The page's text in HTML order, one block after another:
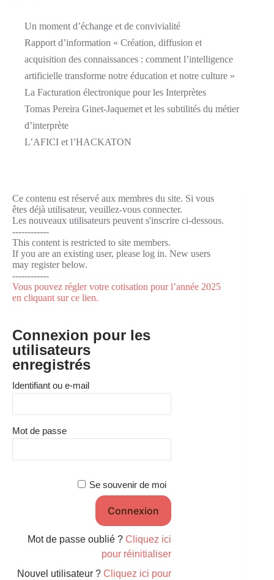
Ce contenu est réservé aux membres du site. Si vous
êtes déjà utilisateur, veuillez-vous connecter.
Les nouveaux utilisateurs peuvent s'inscrire ci-dessous.
------------
This content is restricted to site members.
If you are an existing user, please log in. New users
may register below.
------------
Vous pouvez régler votre cotisation pour l’année 2025
en cliquant sur ce lien.
Connexion pour les
utilisateurs
enregistrés
Identifiant ou e-mail
Mot de passe
Se souvenir de moi
Mot de passe oublié ?Cliquez ici
pour réinitialiser
Nouvel utilisateur ?Cliquez ici pour
Un moment d’échange et de convivialité
Rapport d’information « Création, diffusion et
acquisition des connaissances : comment l’intelligence
artificielle transforme notre éducation et notre culture »
La Facturation électronique pour les Interprètes
Tomas Pereira Ginet-Jaquemet et les subtilités du métier
d’interprète
L’AFICI et l’HACKATON